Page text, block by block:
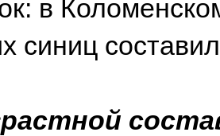
в
синиц